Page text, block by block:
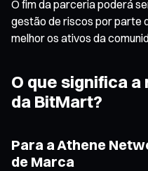
O fim da parceria poderá
gestão de riscos por parte
melhor os ativos da
O que significa a
da BitMart?
Para a Athene
de Marca